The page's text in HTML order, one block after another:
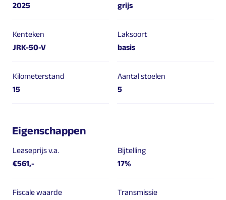
2025
grijs
Kenteken
JRK-50-V
Laksoort
basis
Kilometerstand
15
Aantal stoelen
5
Eigenschappen
Leaseprijs v.a.
€561,-
Bijtelling
17%
Fiscale waarde
Transmissie